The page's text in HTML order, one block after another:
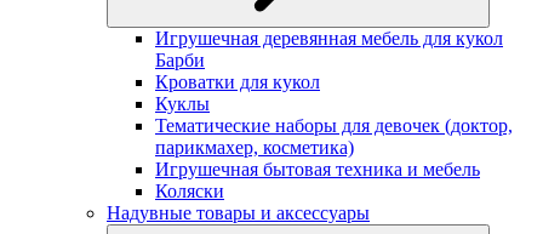
Игрушечная деревянная мебель для кукол
Барби
Кроватки для кукол
Куклы
Тематические наборы для девочек (доктор,
парикмахер, косметика)
Игрушечная бытовая техника и мебель
Коляски
Надувные товары и аксессуары